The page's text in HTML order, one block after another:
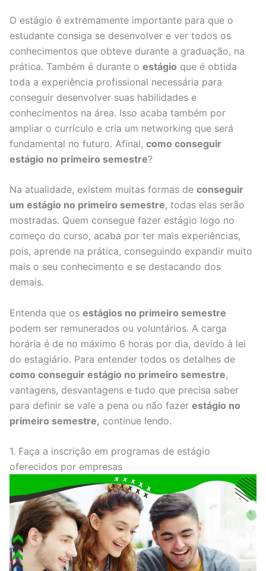
O estágio é extremamente importante para que o
estudante consiga se desenvolver e ver todos os
conhecimentos que obteve durante a graduação, na
prática. Também é durante o estágio que é obtida
toda a experiência profissional necessária para
conseguir desenvolver suas habilidades e
conhecimentos na área. Isso acaba também por
ampliar o currículo e cria um networking que será
fundamental no futuro. Afinal, como conseguir
estágio no primeiro semestre?
Na atualidade, existem muitas formas de conseguir
um estágio no primeiro semestre, todas elas serão
mostradas. Quem consegue fazer estágio logo no
começo do curso, acaba por ter mais experiências,
pois, aprende na prática, conseguindo expandir muito
mais o seu conhecimento e se destacando dos
demais.
Entenda que os estágios no primeiro semestre
podem ser remunerados ou voluntários. A carga
horária é de no máximo 6 horas por dia, devido à lei
do estagiário. Para entender todos os detalhes de
como conseguir estágio no primeiro semestre,
vantagens, desvantagens e tudo que precisa saber
para definir se vale a pena ou não fazer estágio no
primeiro semestre, continue lendo.
1. Faça a inscrição em programas de estágio
oferecidos por empresas